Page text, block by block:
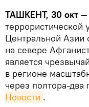
ТАШКЕНТ, 30 окт —
террористической
Центральной Азии
на севере
является
в регионе
через полтора-два
Новости .